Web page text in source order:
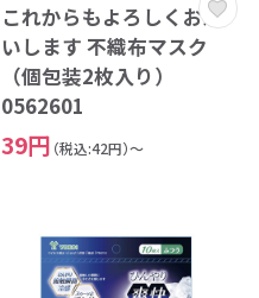
これからもよろしくお願
いします 不織布マスク
（個包装2枚入り）
0562601
39円 （税込:42円）～